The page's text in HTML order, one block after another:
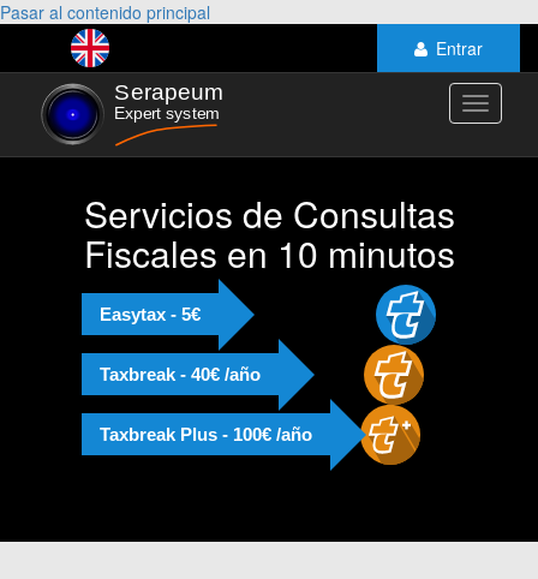
Pasar al contenido principal
Entrar
Toggle
Servicios de Consultas
Fiscales en 10 minutos
Easytax - 5€
Taxbreak - 40€ /año
Taxbreak Plus - 100€ /año